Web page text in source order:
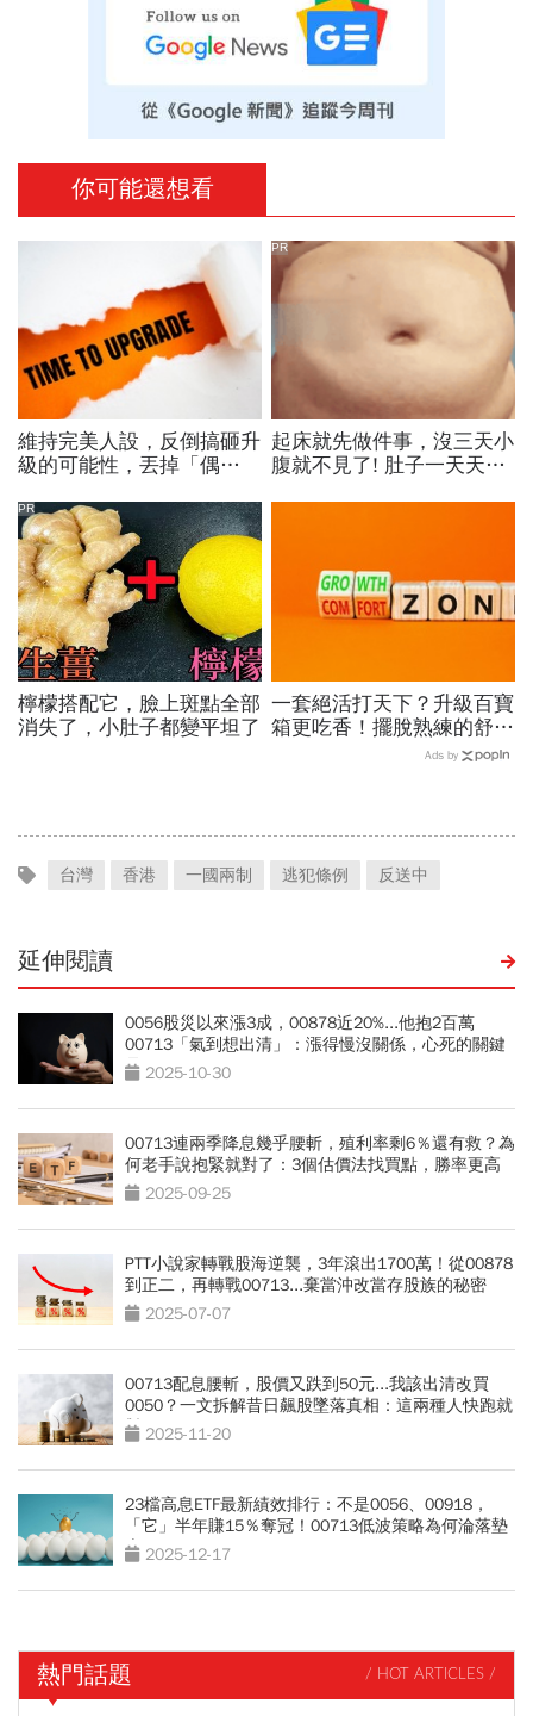
你可能還想看
維持完美人設，反倒搞砸升
級的可能性，丟掉「偶
學習目標
起床就先做件事，沒三天小
腹就不見了! 肚子一天天變
PR
檸檬搭配它，臉上斑點全部
消失了，小肚子都變平坦了
PR
一套絕活打天下？升級百寶
箱更吃香！擺脫熟練的舒適
圈，跳出越做越窄的專業陷
Ads by
台灣 香港 一國兩制 逃犯條例 反送中
延伸閱讀
0056股災以來漲3成，00878近20%...他抱2百萬
00713「氣到想出清」：漲得慢沒關係，心死的關鍵
是？2025-10-30
00713連兩季降息幾乎腰斬，殖利率剩6％還有救？為
何老手說抱緊就對了：3個估價法找買點，勝率更高
2025-09-25
PTT小說家轉戰股海逆襲，3年滾出1700萬！從00878
到正二，再轉戰00713...棄當沖改當存股族的秘密
2025-07-07
00713配息腰斬，股價又跌到50元...我該出清改買
0050？一文拆解昔日飆股墜落真相：這兩種人快跑就
對了2025-11-20
23檔高息ETF最新績效排行：不是0056、00918，
「它」半年賺15％奪冠！00713低波策略為何淪落墊
底 2025-12-17
熱門話題 / HOT ARTICLES /